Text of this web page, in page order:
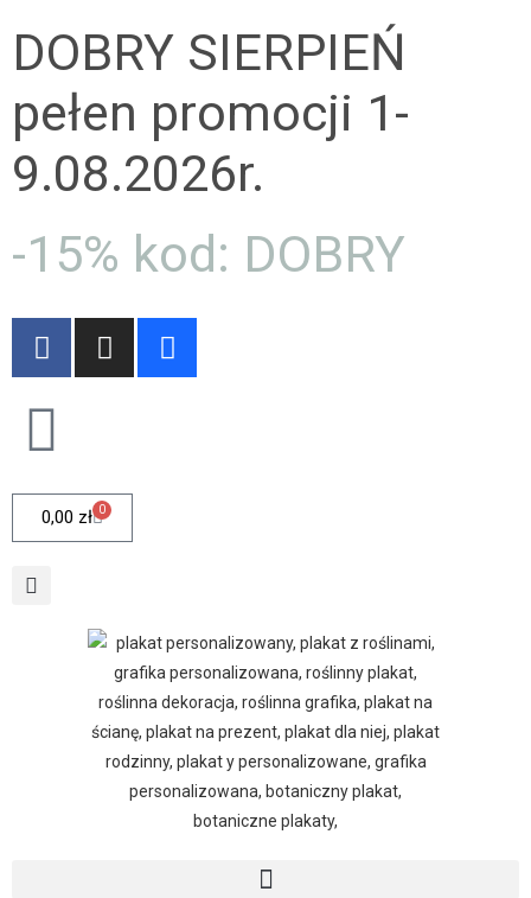
DOBRY SIERPIEŃ
pełen promocji 1-
9.08.2026r.
-15% kod: DOBRY
0,00 zł 0